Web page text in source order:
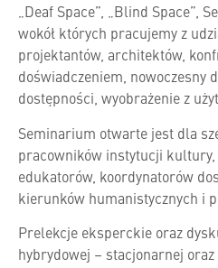
„Deaf Space”, „Blind Space”,
wokół których pracujemy z
projektantów, architektów,
doświadczeniem, nowoczesny
dostępności, wyobrażenie z
Seminarium otwarte jest dla
pracowników instytucji
edukatorów, koordynatorów
kierunków humanistycznych i
Prelekcje eksperckie oraz
hybrydowej – stacjonarnej